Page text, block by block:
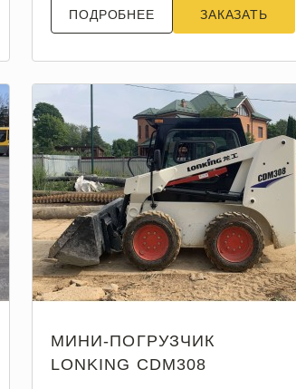
ПОДРОБНЕЕ ЗАКАЗАТЬ
МИНИ-ПОГРУЗЧИК
LONKING CDM308